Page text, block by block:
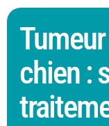
chien :